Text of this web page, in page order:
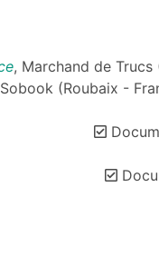
, Marchand de
(Roubaix -